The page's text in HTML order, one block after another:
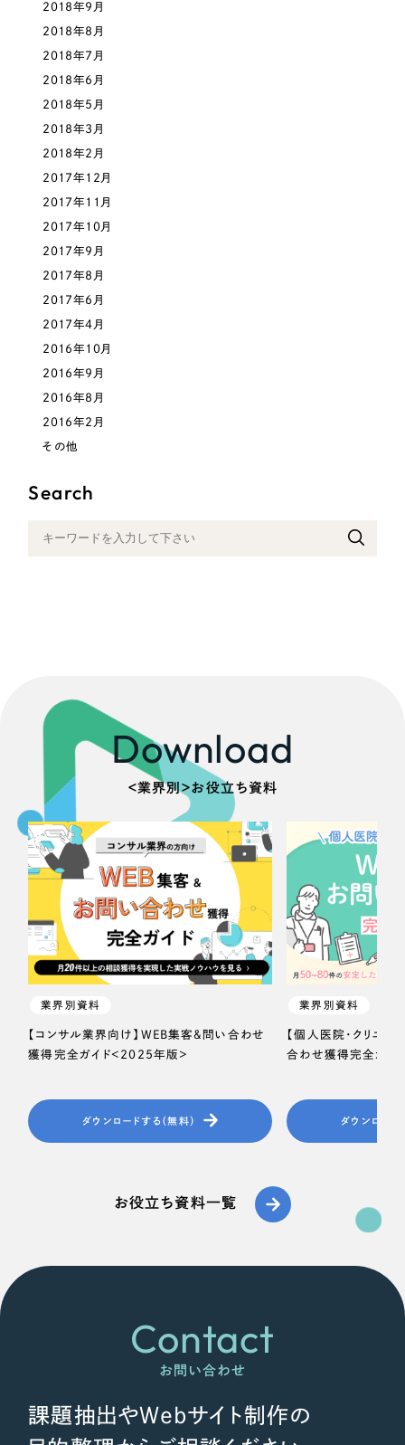
2018年9月
2018年8月
2018年7月
2018年6月
2018年5月
2018年3月
2018年2月
2017年12月
2017年11月
2017年10月
2017年9月
2017年8月
2017年6月
2017年4月
2016年10月
2016年9月
2016年8月
2016年2月
その他
Search
Download
＜業界別＞お役立ち資料
業界別資料
【コンサル業界向け】WEB集客＆問い合わせ
獲得完全ガイド＜2025年版＞
ダウンロードする（無料）
業界別資料
【個人医院・クリニッ
合わせ獲得完全ガイ
ダウンロード
お役立ち資料一覧
Contact
お問い合わせ
課題抽出やWebサイト制作の